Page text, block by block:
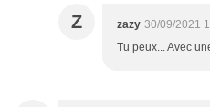
Z zazy 30/09/2021
Tu peux... Avec